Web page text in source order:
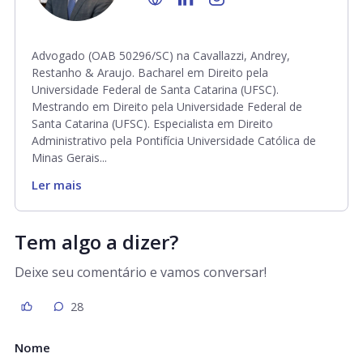
Advogado (OAB 50296/SC) na Cavallazzi, Andrey,
Restanho & Araujo. Bacharel em Direito pela
Universidade Federal de Santa Catarina (UFSC).
Mestrando em Direito pela Universidade Federal de
Santa Catarina (UFSC). Especialista em Direito
Administrativo pela Pontifícia Universidade Católica de
Minas Gerais...
Ler mais
Tem algo a dizer?
Deixe seu comentário e vamos conversar!
28
Nome